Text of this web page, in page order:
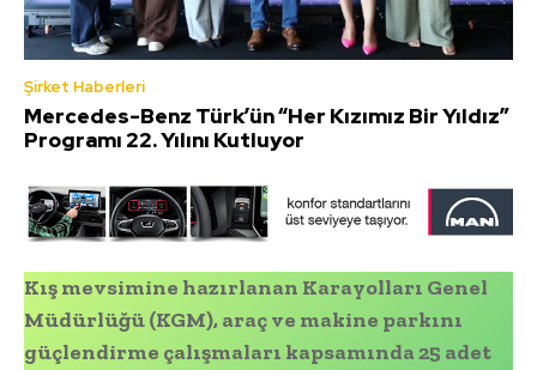
Şirket Haberleri
Mercedes-Benz Türk’ün “Her Kızımız Bir Yıldız”
Programı 22. Yılını Kutluyor
Kış mevsimine hazırlanan Karayolları Genel
Müdürlüğü (KGM), araç ve makine parkını
güçlendirme çalışmaları kapsamında 25 adet